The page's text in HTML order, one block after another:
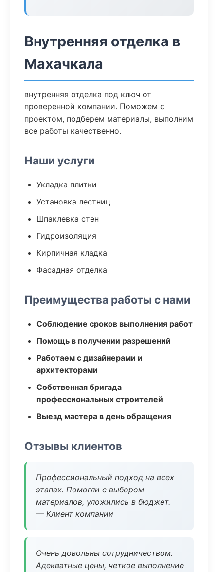
Внутренняя отделка в
Махачкала
внутренняя отделка под ключ от
проверенной компании. Поможем с
проектом, подберем материалы, выполним
все работы качественно.
Наши услуги
Укладка плитки
Установка лестниц
Шпаклевка стен
Гидроизоляция
Кирпичная кладка
Фасадная отделка
Преимущества работы с нами
Соблюдение сроков выполнения работ
Помощь в получении разрешений
Работаем с дизайнерами и
архитекторами
Собственная бригада
профессиональных строителей
Выезд мастера в день обращения
Отзывы клиентов
Профессиональный подход на всех
этапах. Помогли с выбором
материалов, уложились в бюджет.
— Клиент компании
Очень довольны сотрудничеством.
Адекватные цены, четкое выполнение